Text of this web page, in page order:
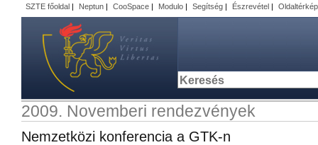
SZTE főoldal | Neptun | CooSpace | Modulo | Segítség | Észrevétel | Oldaltérkép
2009. Novemberi rendezvények
Nemzetközi konferencia a GTK-n